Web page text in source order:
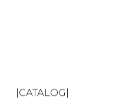
|CATALOG|